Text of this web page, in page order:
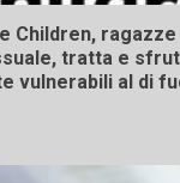
Children,
tratta e
vulnerabili al di